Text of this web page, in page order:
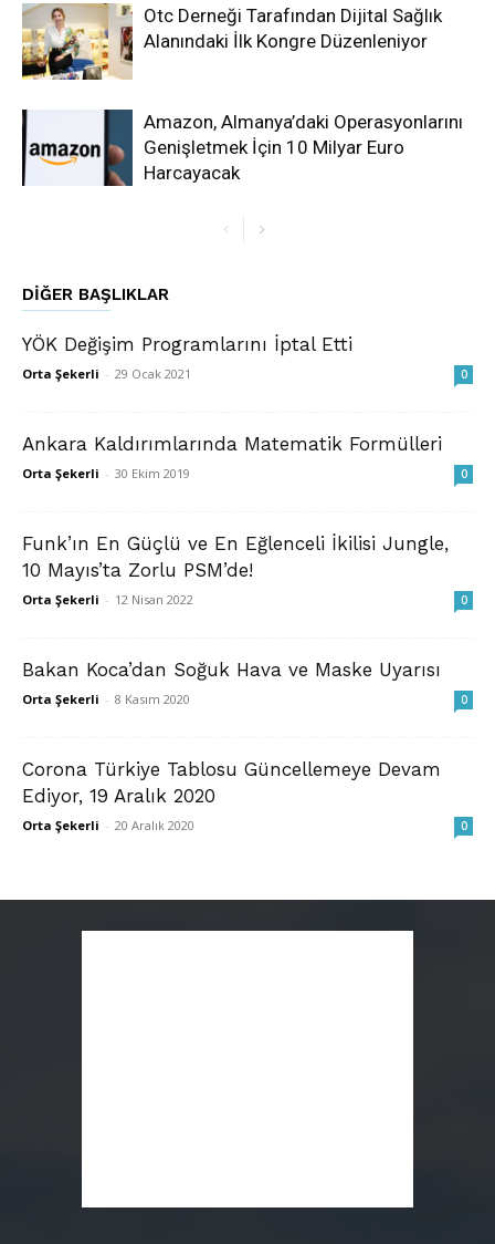
Otc Derneği Tarafından Dijital Sağlık
Alanındaki İlk Kongre Düzenleniyor
Amazon, Almanya’daki Operasyonlarını
Genişletmek İçin 10 Milyar Euro
Harcayacak
DIĞER BAŞLIKLAR
YÖK Değişim Programlarını İptal Etti
Orta Şekerli - 29 Ocak 2021 0
Ankara Kaldırımlarında Matematik Formülleri
Orta Şekerli - 30 Ekim 2019 0
Funk’ın En Güçlü ve En Eğlenceli İkilisi Jungle,
10 Mayıs’ta Zorlu PSM’de!
Orta Şekerli - 12 Nisan 2022 0
Bakan Koca’dan Soğuk Hava ve Maske Uyarısı
Orta Şekerli - 8 Kasım 2020 0
Corona Türkiye Tablosu Güncellemeye Devam
Ediyor, 19 Aralık 2020
Orta Şekerli - 20 Aralık 2020 0